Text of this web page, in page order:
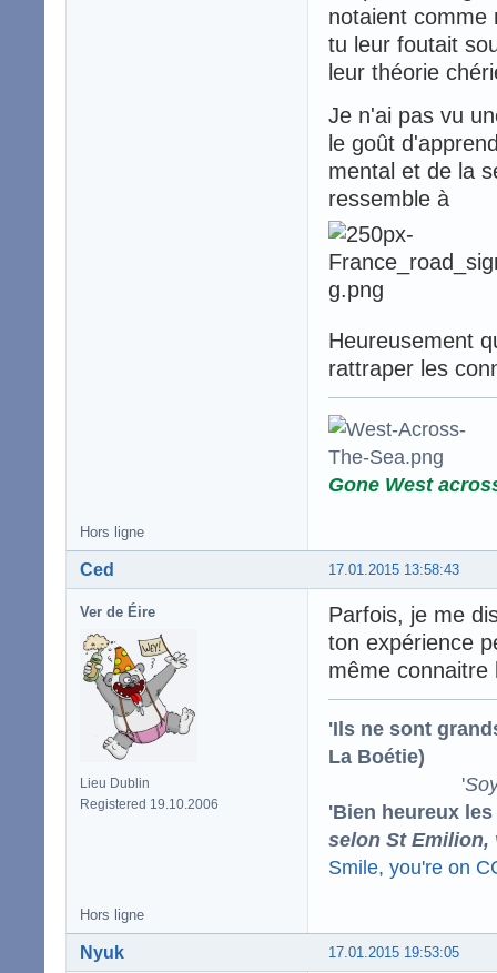
notaient comme
tu leur foutait
leur théorie
Je n'ai pas vu
le goût
mental et de la
ressemble à
Heureusement
rattraper les
Gone West
Hors ligne
17.01.2015 13:58:43
Ced
Ver de Éire
Lieu Dublin
Registered 19.10.2006
Parfois, je me
ton expérience
même
'Ils ne sont
La Boétie)
'
'Bien heureux
selon St Emilion,
Smile, you're on
Hors ligne
17.01.2015 19:53:05
Nyuk